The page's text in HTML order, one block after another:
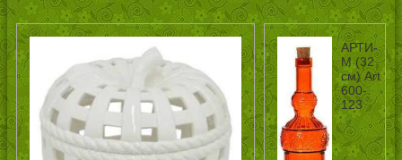
АРТИ-
М (32
см) Art
600-
123